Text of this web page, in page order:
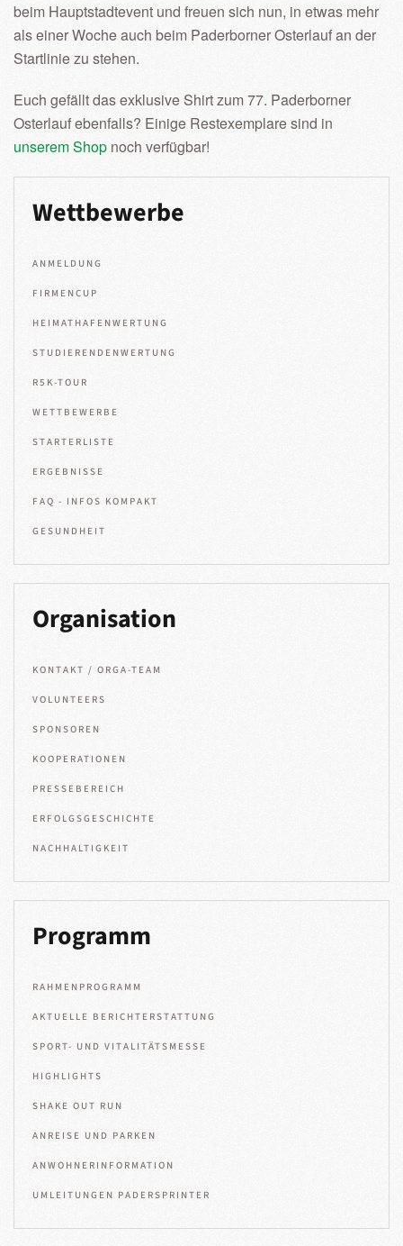
beim Hauptstadtevent und freuen sich nun, in etwas mehr
als einer Woche auch beim Paderborner Osterlauf an der
Startlinie zu stehen.
Euch gefällt das exklusive Shirt zum 77. Paderborner
Osterlauf ebenfalls? Einige Restexemplare sind in
unserem Shop noch verfügbar!
Wettbewerbe
ANMELDUNG
FIRMENCUP
HEIMATHAFENWERTUNG
STUDIERENDENWERTUNG
R5K-TOUR
WETTBEWERBE
STARTERLISTE
ERGEBNISSE
FAQ - INFOS KOMPAKT
GESUNDHEIT
Organisation
KONTAKT / ORGA-TEAM
VOLUNTEERS
SPONSOREN
KOOPERATIONEN
PRESSEBEREICH
ERFOLGSGESCHICHTE
NACHHALTIGKEIT
Programm
RAHMENPROGRAMM
AKTUELLE BERICHTERSTATTUNG
SPORT- UND VITALITÄTSMESSE
HIGHLIGHTS
SHAKE OUT RUN
ANREISE UND PARKEN
ANWOHNERINFORMATION
UMLEITUNGEN PADERSPRINTER